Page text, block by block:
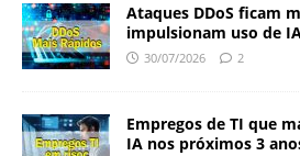
Ataques DDoS ficam
impulsionam uso de
30/07/2026 2
Empregos de TI que
IA nos próximos 3